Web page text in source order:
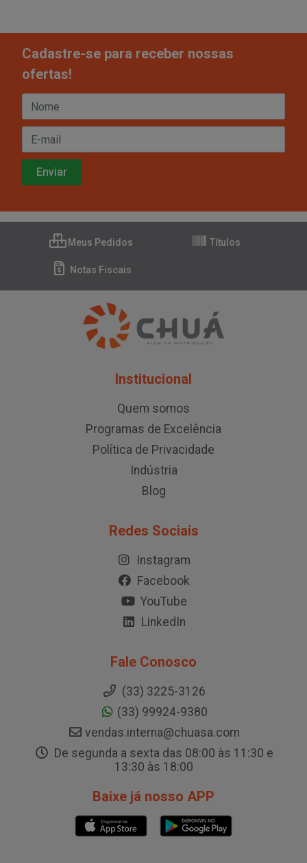
Cadastre-se para receber nossas
ofertas!
Meus Pedidos Títulos
Notas Fiscais
Institucional
Quem somos
Programas de Excelência
Política de Privacidade
Indústria
Blog
Redes Sociais
Instagram
Facebook
YouTube
LinkedIn
Fale Conosco
(33) 3225-3126
(33) 99924-9380
vendas.interna@chuasa.com
De segunda a sexta das 08:00 às 11:30 e
13:30 às 18:00
Baixe já nosso APP